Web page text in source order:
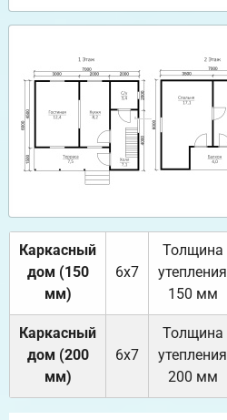
Каркасный
дом (150
мм)
6х7
Толщина
утепления
150 мм
Каркасный
дом (200
мм)
6х7
Толщина
утепления
200 мм